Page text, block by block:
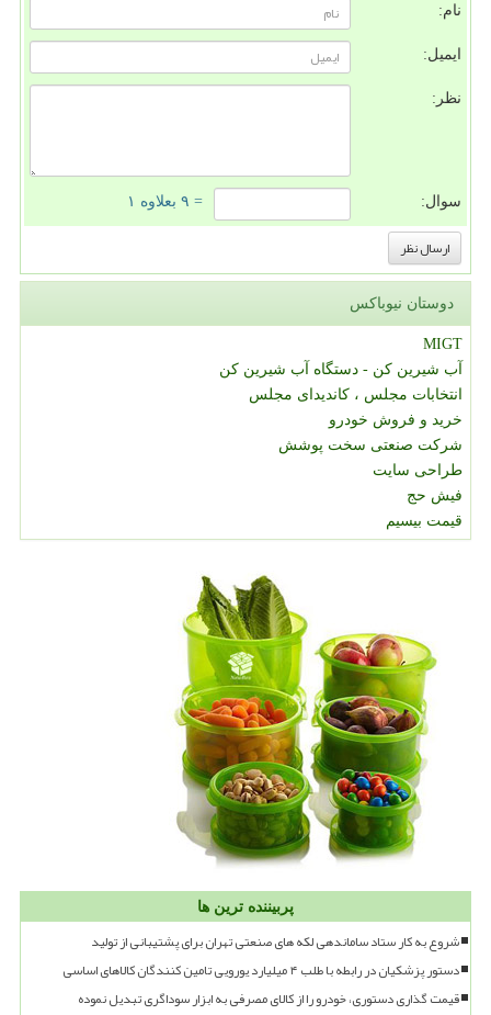
نام:
ایمیل:
نظر:
سوال: = ۹ بعلاوه ۱
دوستان نیوباکس
MIGT
آب شیرین کن - دستگاه آب شیرین کن
انتخابات مجلس ، کاندیدای مجلس
خرید و فروش خودرو
شرکت صنعتی سخت پوشش
طراحی سایت
فیش حج
قیمت بیسیم
پربیننده ترین ها
شروع به کار ستاد ساماندهی لکه های صنعتی تهران برای پشتیبانی از تولید
دستور پزشکیان در رابطه با طلب ۴ میلیارد یورویی تامین کنندگان کالاهای اساسی
قیمت گذاری دستوری، خودرو را از کالای مصرفی به ابزار سوداگری تبدیل نموده